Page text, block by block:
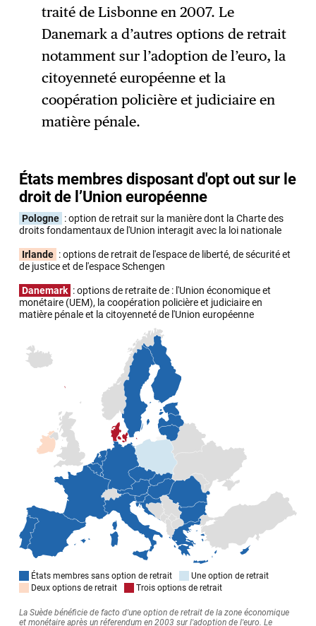
traité de Lisbonne en 2007. Le
Danemark a d’autres options de retrait
notamment sur l’adoption de l’euro, la
citoyenneté européenne et la
coopération policière et judiciaire en
matière pénale.